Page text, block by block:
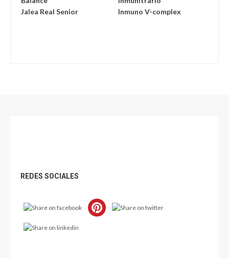
Jalea Real Senior Inmuno V-complex
REDES SOCIALES